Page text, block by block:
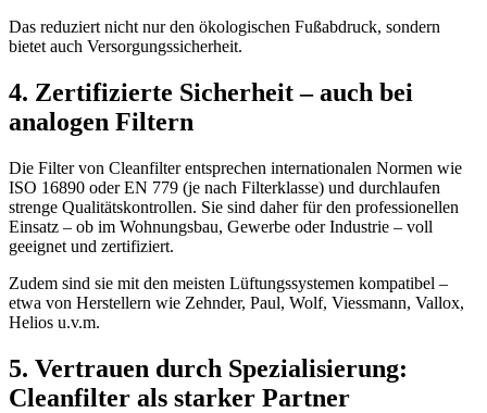
Das reduziert nicht nur den ökologischen Fußabdruck, sondern
bietet auch Versorgungssicherheit.
4. Zertifizierte Sicherheit – auch bei
analogen Filtern
Die Filter von Cleanfilter entsprechen internationalen Normen wie
ISO 16890 oder EN 779 (je nach Filterklasse) und durchlaufen
strenge Qualitätskontrollen. Sie sind daher für den professionellen
Einsatz – ob im Wohnungsbau, Gewerbe oder Industrie – voll
geeignet und zertifiziert.
Zudem sind sie mit den meisten Lüftungssystemen kompatibel –
etwa von Herstellern wie Zehnder, Paul, Wolf, Viessmann, Vallox,
Helios u.v.m.
5. Vertrauen durch Spezialisierung:
Cleanfilter als starker Partner